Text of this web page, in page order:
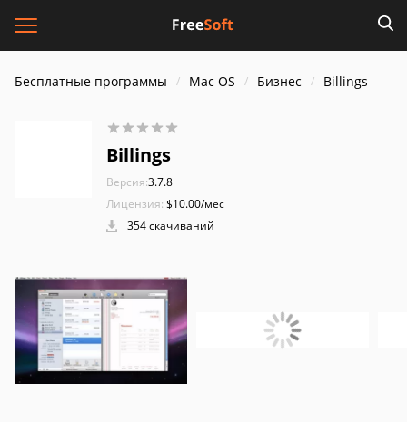
Бесплатные программы Mac OS Бизнес Billings
Billings
Версия:3.7.8
Лицензия: $10.00/мес
354 скачиваний